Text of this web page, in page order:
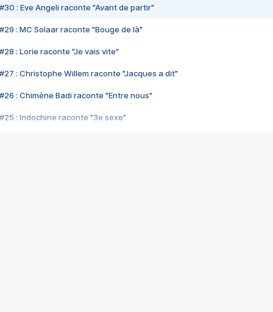
#30 : Eve Angeli raconte "Avant de partir"
#29 : MC Solaar raconte "Bouge de là"
#28 : Lorie raconte "Je vais vite"
#27 : Christophe Willem raconte "Jacques a dit"
#26 : Chimène Badi raconte "Entre nous"
#25 : Indochine raconte "3e sexe"